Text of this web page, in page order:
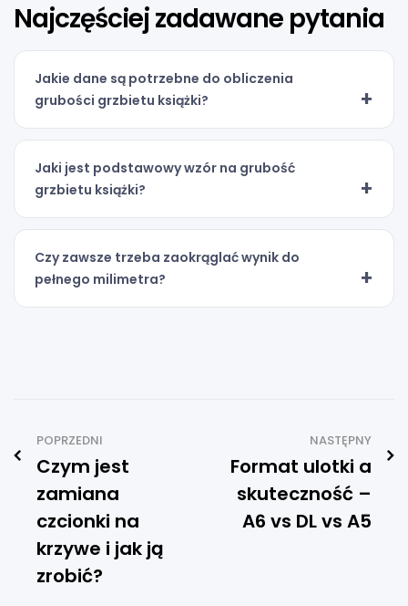
Najczęściej zadawane pytania
Jakie dane są potrzebne do obliczenia
grubości grzbietu książki?
Jaki jest podstawowy wzór na grubość
grzbietu książki?
Czy zawsze trzeba zaokrąglać wynik do
pełnego milimetra?
POPRZEDNI
Czym jest
zamiana
czcionki na
krzywe i jak ją
zrobić?
NASTĘPNY
Format ulotki a
skuteczność –
A6 vs DL vs A5